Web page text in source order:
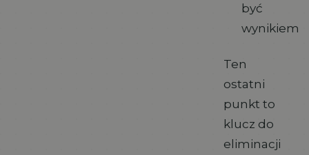
być
wynikiem
Ten
ostatni
punkt to
klucz do
eliminacji